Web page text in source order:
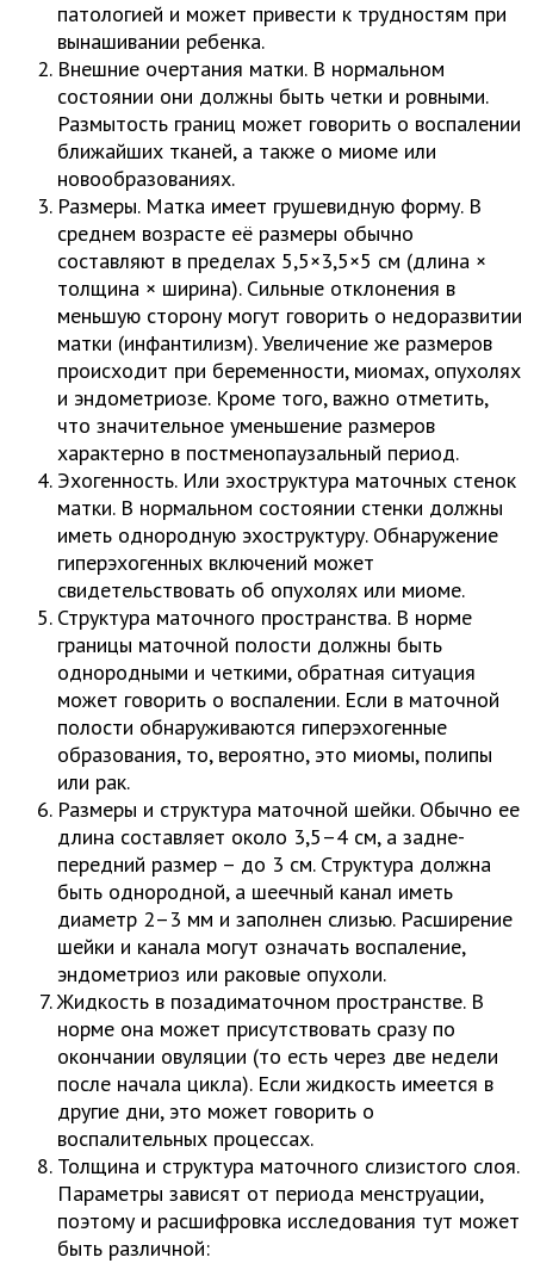
патологией и может привести к трудностям при
вынашивании ребенка.
Внешние очертания матки. В нормальном
состоянии они должны быть четки и ровными.
Размытость границ может говорить о воспалении
ближайших тканей, а также о миоме или
новообразованиях.
Размеры. Матка имеет грушевидную форму. В
среднем возрасте её размеры обычно
составляют в пределах 5,5×3,5×5 см (длина ×
толщина × ширина). Сильные отклонения в
меньшую сторону могут говорить о недоразвитии
матки (инфантилизм). Увеличение же размеров
происходит при беременности, миомах, опухолях
и эндометриозе. Кроме того, важно отметить,
что значительное уменьшение размеров
характерно в постменопаузальный период.
Эхогенность. Или эхоструктура маточных стенок
матки. В нормальном состоянии стенки должны
иметь однородную эхоструктуру. Обнаружение
гиперэхогенных включений может
свидетельствовать об опухолях или миоме.
Структура маточного пространства. В норме
границы маточной полости должны быть
однородными и четкими, обратная ситуация
может говорить о воспалении. Если в маточной
полости обнаруживаются гиперэхогенные
образования, то, вероятно, это миомы, полипы
или рак.
Размеры и структура маточной шейки. Обычно ее
длина составляет около 3,5–4 см, а задне-
передний размер – до 3 см. Структура должна
быть однородной, а шеечный канал иметь
диаметр 2–3 мм и заполнен слизью. Расширение
шейки и канала могут означать воспаление,
эндометриоз или раковые опухоли.
Жидкость в позадиматочном пространстве. В
норме она может присутствовать сразу по
окончании овуляции (то есть через две недели
после начала цикла). Если жидкость имеется в
другие дни, это может говорить о
воспалительных процессах.
Толщина и структура маточного слизистого слоя.
Параметры зависят от периода менструации,
поэтому и расшифровка исследования тут может
быть различной: